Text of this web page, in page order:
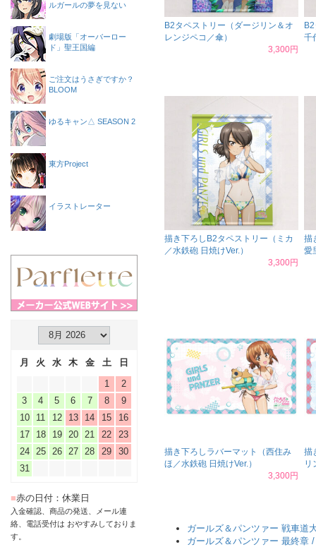
B2タペストリー（ダージリン＆オ
レンジペコ／傘）
3,300円
千
描き下ろしB2タペストリー（ミカ
／水鉄砲 日焼けVer.）
3,300円
描
愛
描き下ろしラバーマット（西住み
ほ／水鉄砲 日焼けVer.）
3,300円
描
リ
ガールズ＆パンツァー 戦車道
ガールズ＆パンツァー 最終章
ルガールの夢を見ない
劇場版「オーバーロー
ド」聖王国編
ご注文はうさぎですか？
BLOOM
ゆるキャン△ SEASON 2
東方Project
イラストレーター
月 火 水 木 金 土
日
1
2
3
4 5 6 7 8
9
10
11 12 13 14 15
16
17
18 19 20 21 22
23
24
25 26 27 28 29
30
31
■赤の日付：休業日
入金確認、商品の発送、メール連
絡、電話受付は おやすみしておりま
す。